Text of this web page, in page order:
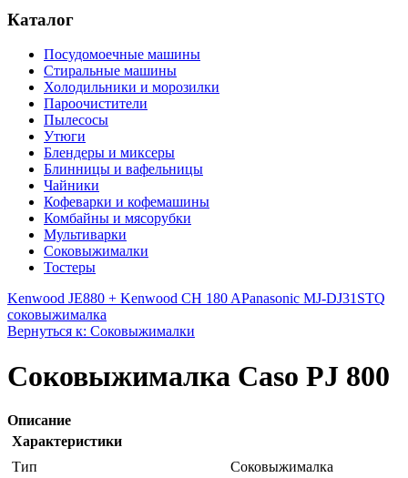
Каталог
Посудомоечные машины
Стиральные машины
Холодильники и морозилки
Пароочистители
Пылесосы
Утюги
Блендеры и миксеры
Блинницы и вафельницы
Чайники
Кофеварки и кофемашины
Комбайны и мясорубки
Мультиварки
Соковыжималки
Тостеры
Kenwood JE880 + Kenwood CH 180 APanasonic MJ-DJ31STQ
соковыжималка
Вернуться к: Соковыжималки
Соковыжималка Caso PJ 800
Описание
Характеристики
Тип
Соковыжималка